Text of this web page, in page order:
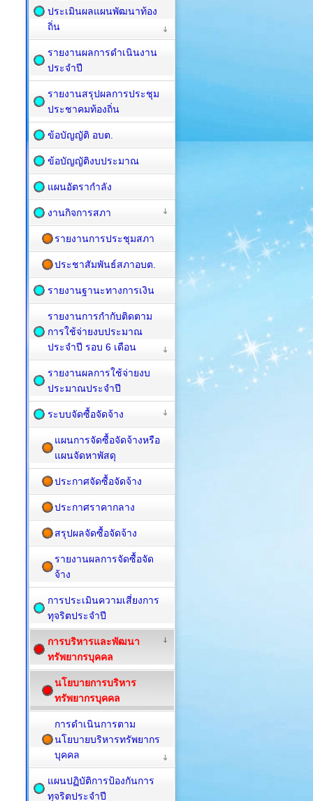
ประเมินผลแผนพัฒนาท้อง
ถิ่น
รายงานผลการดำเนินงาน
ประจำปี
รายงานสรุปผลการประชุม
ประชาคมท้องถิ่น
ข้อบัญญัติ อบต.
ข้อบัญญัติงบประมาณ
แผนอัตรากำลัง
งานกิจการสภา
รายงานการประชุมสภา
ประชาสัมพันธ์สภาอบต.
รายงานฐานะทางการเงิน
รายงานการกำกับติดตาม
การใช้จ่ายงบประมาณ
ประจำปี รอบ 6 เดือน
รายงานผลการใช้จ่ายงบ
ประมาณประจำปี
ระบบจัดซื้อจัดจ้าง
แผนการจัดซื้อจัดจ้างหรือ
แผนจัดหาพัสดุ
ประกาศจัดซื้อจัดจ้าง
ประกาศราคากลาง
สรุปผลจัดซื้อจัดจ้าง
รายงานผลการจัดซื้อจัด
จ้าง
การประเมินความเสี่ยงการ
ทุจริตประจำปี
การบริหารและพัฒนา
ทรัพยากรบุคคล
นโยบายการบริหาร
ทรัพยากรบุคคล
การดำเนินการตาม
นโยบายบริหารทรัพยากร
บุคคล
แผนปฏิบัติการป้องกันการ
ทุจริตประจำปี